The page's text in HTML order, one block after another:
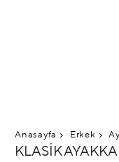
Anasayfa Erkek
KLASIK